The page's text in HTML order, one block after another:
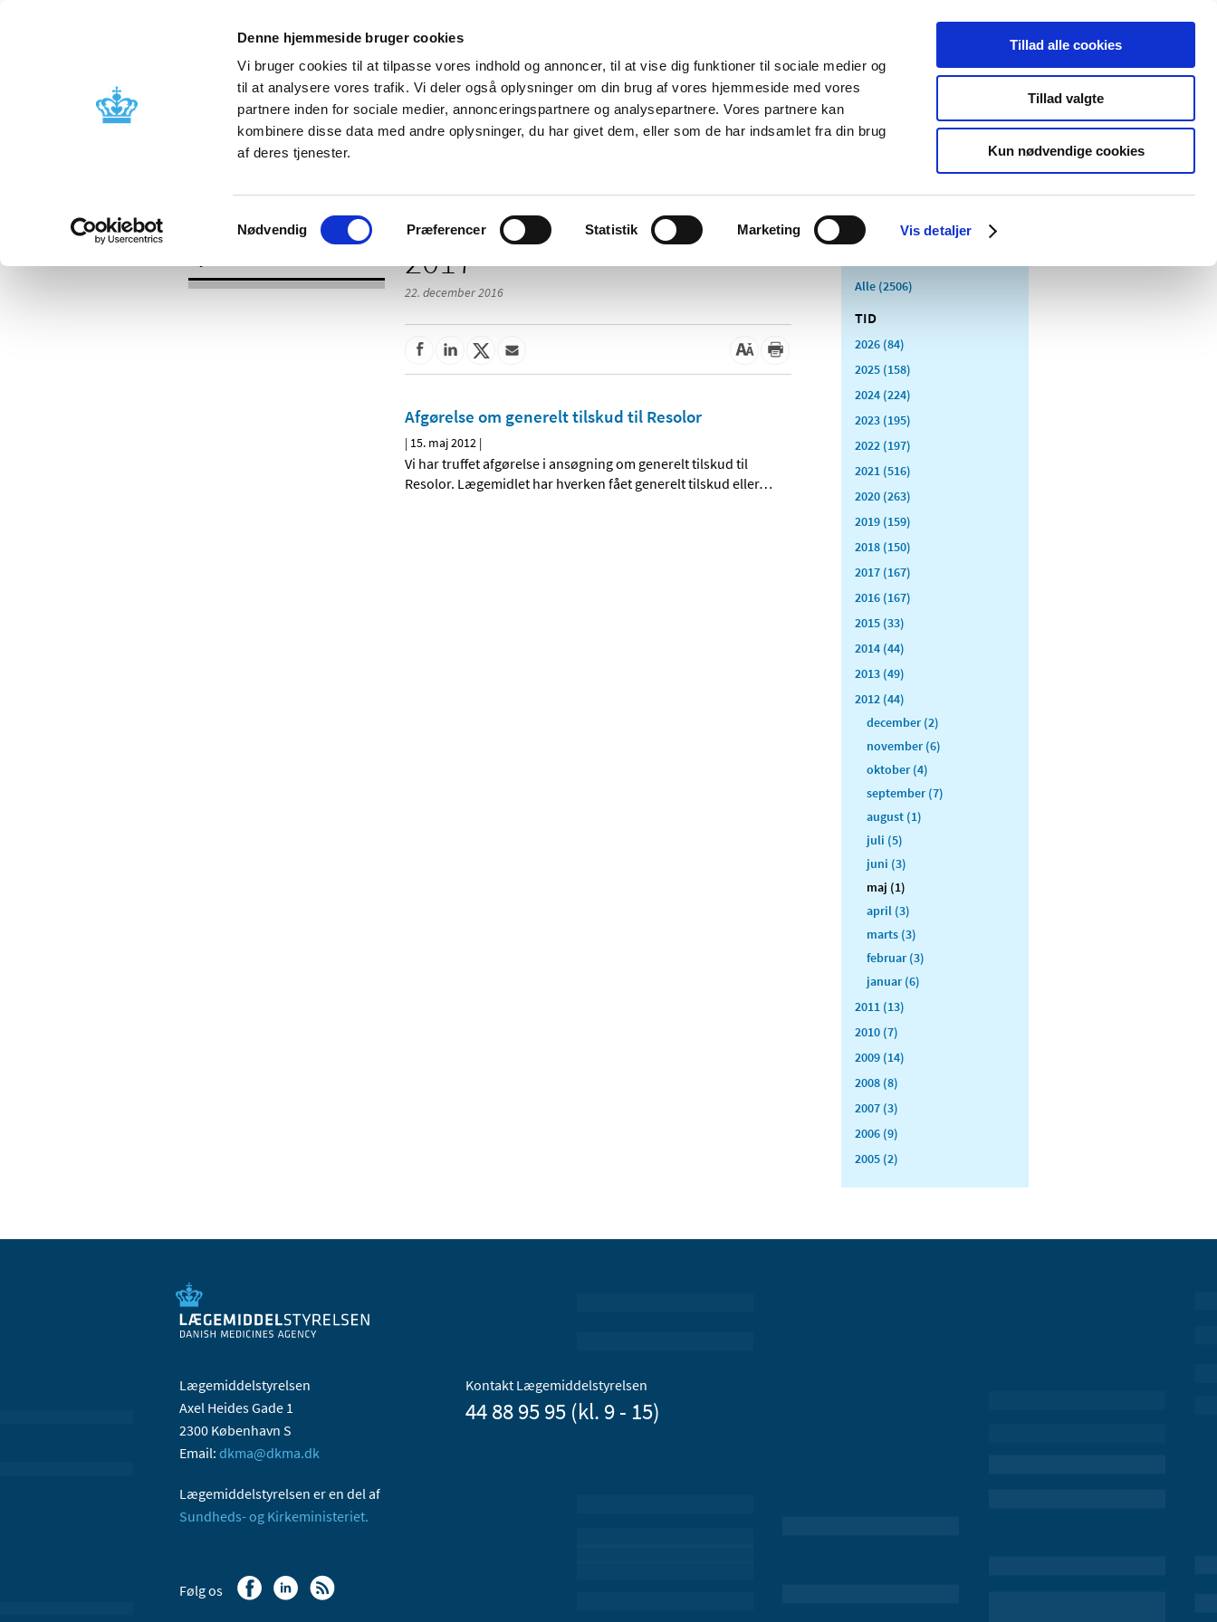
Denne hjemmeside bruger cookies
Vi bruger cookies til at tilpasse vores indhold og annoncer, til at vise dig funktioner til sociale medier og
til at analysere vores trafik. Vi deler også oplysninger om din brug af vores hjemmeside med vores
partnere inden for sociale medier, annonceringspartnere og analysepartnere. Vores partnere kan
kombinere disse data med andre oplysninger, du har givet dem, eller som de har indsamlet fra din brug
af deres tjenester.
Samtykkevalg
Nødvendig Præferencer Statistik Marketing Vis detaljer
Tillad alle cookies
Tillad valgte
Kun nødvendige cookies
Nyheder Om os Kontakt Udgivelser
Godkendelse og
Bivirkninger og
produktinformation
Tilskud og
Apoteker og salg af
Medicinsk
Særlige
produktområder
2017
22. december 2016
Afgørelse om generelt tilskud til Resolor
| 15. maj 2012 |
Vi har truffet afgørelse i ansøgning om generelt tilskud til
Resolor. Lægemidlet har hverken fået generelt tilskud eller…
Alle (2506)
TID
2026 (84)
2025 (158)
2024 (224)
2023 (195)
2022 (197)
2021 (516)
2020 (263)
2019 (159)
2018 (150)
2017 (167)
2016 (167)
2015 (33)
2014 (44)
2013 (49)
2012 (44)
december (2)
november (6)
oktober (4)
september (7)
august (1)
juli (5)
juni (3)
maj (1)
april (3)
marts (3)
februar (3)
januar (6)
2011 (13)
2010 (7)
2009 (14)
2008 (8)
2007 (3)
2006 (9)
2005 (2)
Lægemiddelstyrelsen
Axel Heides Gade 1
2300 København S
Email: dkma@dkma.dk
Lægemiddelstyrelsen er en del af
Sundheds- og Kirkeministeriet.
Kontakt Lægemiddelstyrelsen
44 88 95 95 (kl. 9 - 15)
Følg os